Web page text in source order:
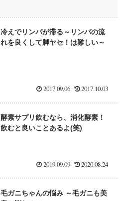
冷えでリンパが滞る～リンパの流
れを良くして脚ヤセ！は難しい～
2017.09.06 2017.10.03
酵素サプリ飲むなら、消化酵素！
飲むと良いことあるよ(笑)
2019.09.09 2020.08.24
毛ガニちゃんの悩み ～毛ガニも美